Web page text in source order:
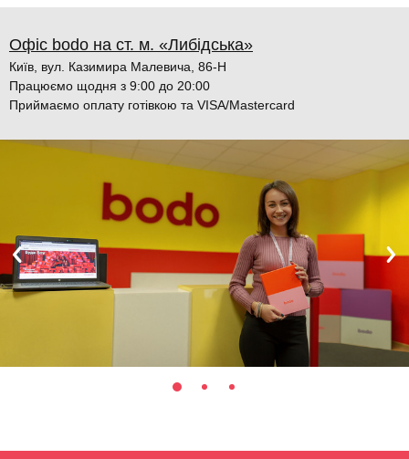
Офіс bodo на ст. м. «Либідська»
Київ, вул. Казимира Малевича, 86-Н
Працюємо щодня з 9:00 до 20:00
Приймаємо оплату готівкою та VISA/Mastercard